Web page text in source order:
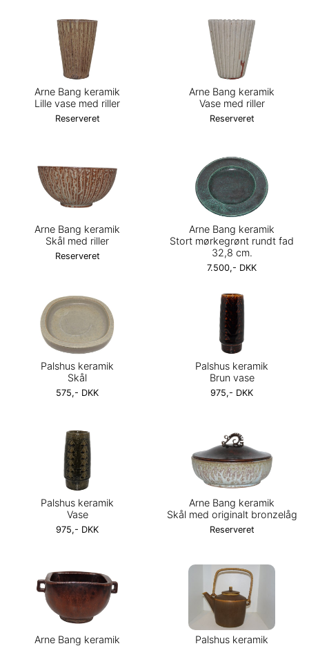
Arne Bang keramik
Lille vase med riller
Reserveret
Arne Bang keramik
Vase med riller
Reserveret
Arne Bang keramik
Skål med riller
Reserveret
Arne Bang keramik
Stort mørkegrønt rundt fad
32,8 cm.
7.500,- DKK
Palshus keramik
Skål
575,- DKK
Palshus keramik
Brun vase
975,- DKK
Palshus keramik
Vase
975,- DKK
Arne Bang keramik
Skål med originalt bronzelåg
Reserveret
Arne Bang keramik
Palshus keramik